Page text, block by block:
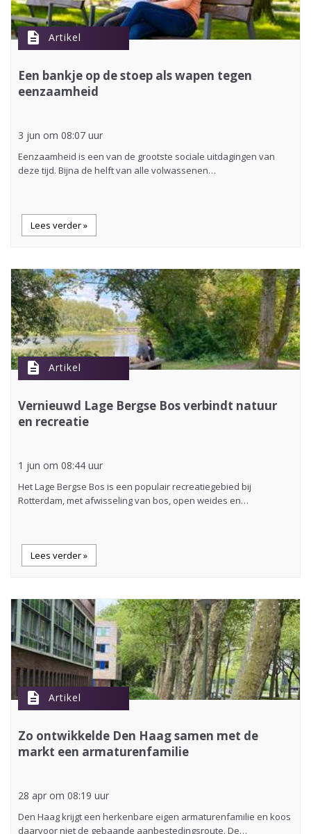
description Artikel
Een bankje op de stoep als wapen tegen
eenzaamheid
3 jun om 08:07 uur
Eenzaamheid is een van de grootste sociale uitdagingen van
deze tijd. Bijna de helft van alle volwassenen…
Lees verder »
description Artikel
Vernieuwd Lage Bergse Bos verbindt natuur
en recreatie
1 jun om 08:44 uur
Het Lage Bergse Bos is een populair recreatiegebied bij
Rotterdam, met afwisseling van bos, open weides en…
Lees verder »
description Artikel
Zo ontwikkelde Den Haag samen met de
markt een armaturenfamilie
28 apr om 08:19 uur
Den Haag krijgt een herkenbare eigen armaturenfamilie en koos
daarvoor niet de gebaande aanbestedingsroute. De…